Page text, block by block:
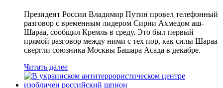
Президент России Владимир Путин провел телефонный
разговор с временным лидером Сирии Ахмедом аш-
Шараа, сообщил Кремль в среду. Это был первый
прямой разговор между ними с тех пор, как силы Шараа
свергли союзника Москвы Башара Асада в декабре.
Читать далее